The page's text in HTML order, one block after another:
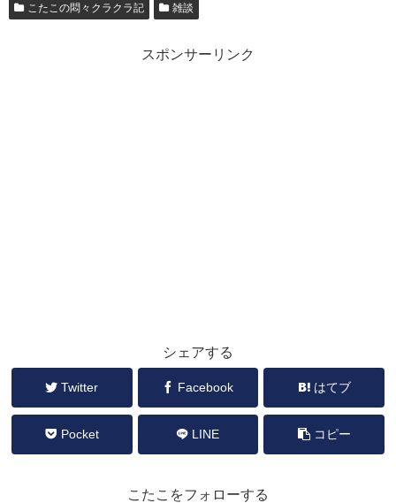
こたこの悶々クラクラ記 雑談
スポンサーリンク
シェアする
Twitter Facebook はてブ
Pocket LINE コピー
こたこをフォローする